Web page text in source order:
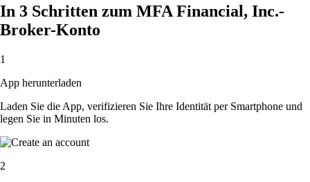
In 3 Schritten zum MFA Financial, Inc.-
Broker-Konto
1
App herunterladen
Laden Sie die App, verifizieren Sie Ihre Identität per Smartphone und
legen Sie in Minuten los.
2